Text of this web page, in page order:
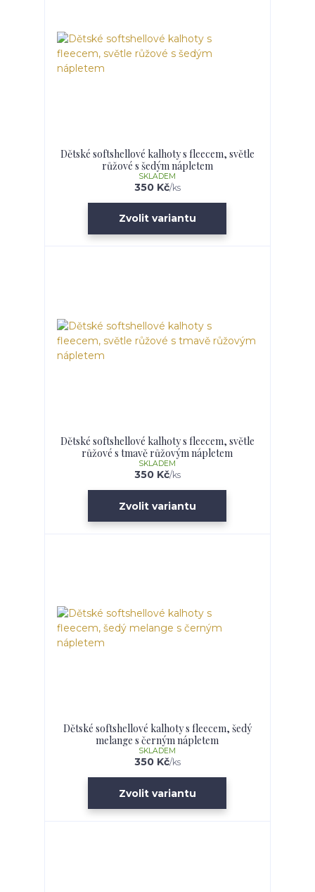
Dětské softshellové kalhoty s fleecem, světle
růžové s šedým nápletem
350 Kč/ks
SKLADEM
Zvolit variantu
Dětské softshellové kalhoty s fleecem, světle
růžové s tmavě růžovým nápletem
350 Kč/ks
SKLADEM
Zvolit variantu
Dětské softshellové kalhoty s fleecem, šedý
melange s černým nápletem
350 Kč/ks
SKLADEM
Zvolit variantu